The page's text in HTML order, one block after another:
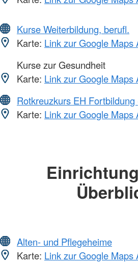
Kurse Weiterbildung, berufl.
Karte: Link zur Google Maps
Kurse zur Gesundheit
Karte: Link zur Google Maps
Rotkreuzkurs EH Fortbildung
Karte: Link zur Google Maps
Alten- und Pflegeheime
Karte: Link zur Google Maps